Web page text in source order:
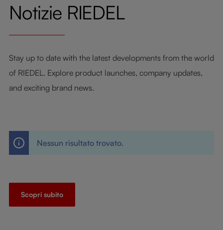
Notizie RIEDEL
Stay up to date with the latest developments from the world
of RIEDEL. Explore product launches, company updates,
and exciting brand news.
Nessun risultato trovato.
Scopri subito